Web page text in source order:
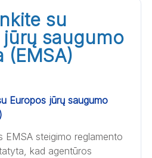
su
jūrų saugumo
(EMSA)
EMSA steigimo reglamento
kad agentūros